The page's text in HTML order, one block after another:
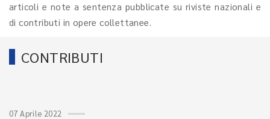
articoli e note a sentenza pubblicate su riviste nazionali e
di contributi in opere collettanee.
CONTRIBUTI
07 Aprile 2022